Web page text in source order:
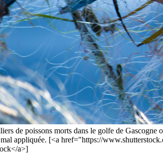
de poissons morts dans le golfe de
mal appliquée. [<a href="https://
a>]